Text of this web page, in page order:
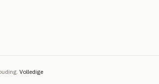
Volledige